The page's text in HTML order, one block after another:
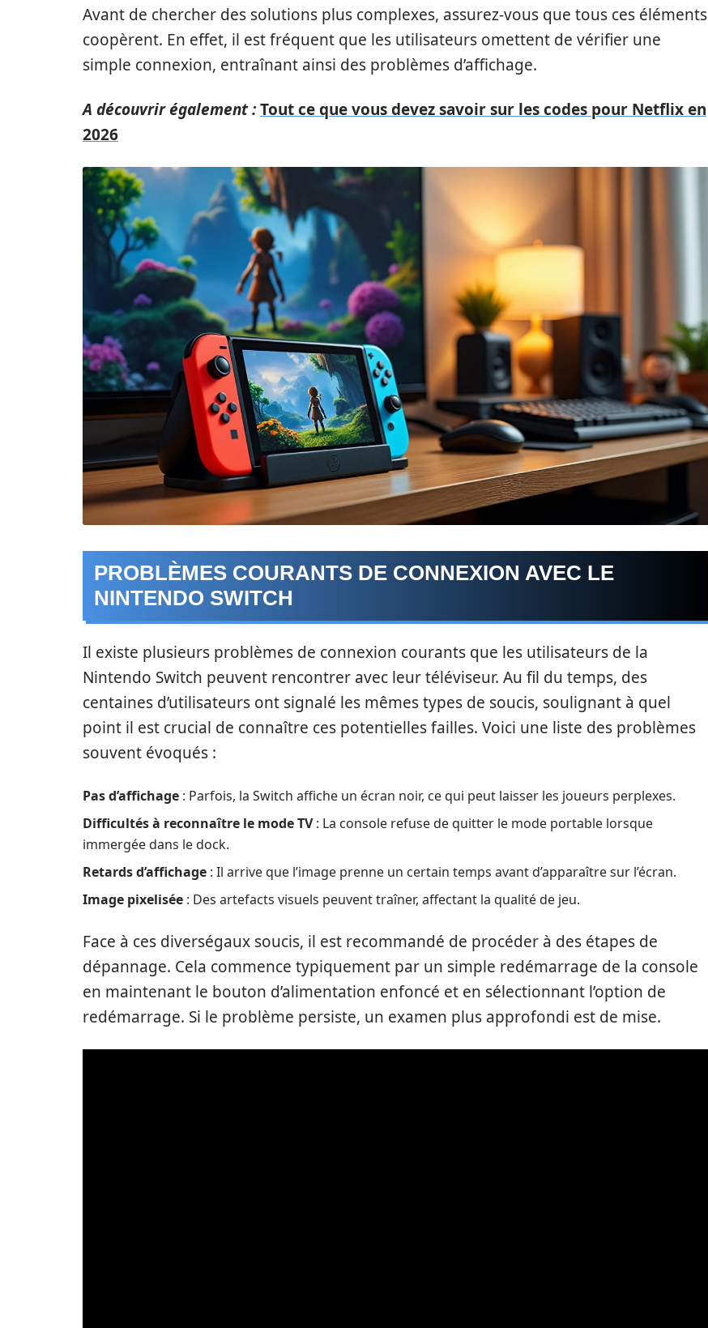
Avant de chercher des solutions plus complexes, assurez-vous que tous ces éléments
coopèrent. En effet, il est fréquent que les utilisateurs omettent de vérifier une
simple connexion, entraînant ainsi des problèmes d’affichage.
A découvrir également :Tout ce que vous devez savoir sur les codes pour Netflix en
2026
PROBLÈMES COURANTS DE CONNEXION AVEC LE
NINTENDO SWITCH
Il existe plusieurs problèmes de connexion courants que les utilisateurs de la
Nintendo Switch peuvent rencontrer avec leur téléviseur. Au fil du temps, des
centaines d’utilisateurs ont signalé les mêmes types de soucis, soulignant à quel
point il est crucial de connaître ces potentielles failles. Voici une liste des problèmes
souvent évoqués :
Pas d’affichage : Parfois, la Switch affiche un écran noir, ce qui peut laisser les joueurs perplexes.
Difficultés à reconnaître le mode TV: La console refuse de quitter le mode portable lorsque
immergée dans le dock.
Retards d’affichage : Il arrive que l’image prenne un certain temps avant d’apparaître sur l’écran.
Image pixelisée : Des artefacts visuels peuvent traîner, affectant la qualité de jeu.
Face à ces diverségaux soucis, il est recommandé de procéder à des étapes de
dépannage. Cela commence typiquement par un simple redémarrage de la console
en maintenant le bouton d’alimentation enfoncé et en sélectionnant l’option de
redémarrage. Si le problème persiste, un examen plus approfondi est de mise.